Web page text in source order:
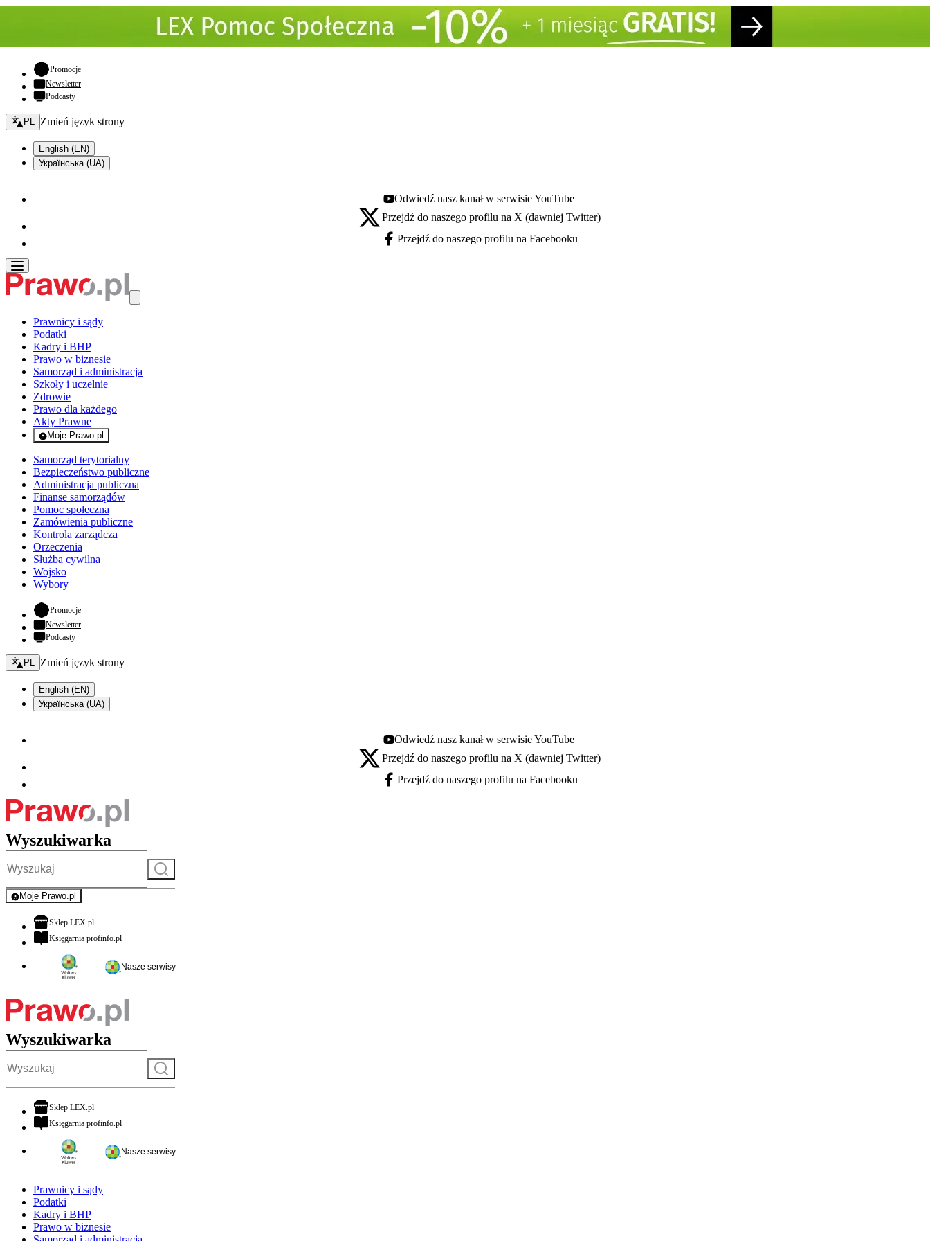
Promocje- otwiera się w nowej karcie
Newsletter
Podcasty
Zmień język - bieżący:
PL Zmień język strony
English (EN)
Українська (UA)
Youtube - otwiera się w nowej karcie
Odwiedź nasz kanał w serwisie YouTube
X - otwiera się w nowej karcie
Przejdź do naszego profilu na X (dawniej Twitter)
Facebook - otwiera się w nowej karcie
Przejdź do naszego profilu na Facebooku
Prawnicy i sądy
Podatki
Kadry i BHP
Prawo w biznesie
Samorząd i administracja
Szkoły i uczelnie
Zdrowie
Prawo dla każdego
Akty Prawne
Moje Prawo.pl
- rejestracja i logowanie do serwisu
Samorząd terytorialny
Bezpieczeństwo publiczne
Administracja publiczna
Finanse samorządów
Pomoc społeczna
Zamówienia publiczne
Kontrola zarządcza
Orzeczenia
Służba cywilna
Wojsko
Wybory
Promocje- otwiera się w nowej karcie
Newsletter
Podcasty
Zmień język - bieżący:
PL Zmień język strony
English (EN)
Українська (UA)
Youtube - otwiera się w nowej karcie
Odwiedź nasz kanał w serwisie YouTube
X - otwiera się w nowej karcie
Przejdź do naszego profilu na X (dawniej Twitter)
Facebook - otwiera się w nowej karcie
Przejdź do naszego profilu na Facebooku
Wyszukiwarka
Szukaj
Moje Prawo.pl
- rejestracja i logowanie do serwisu
Sklep LEX.plotwiera się w nowej karcie
Księgarnia profinfo.plotwiera się w nowej karcie
Nasze serwisy
Wyszukiwarka
Szukaj
Sklep LEX.plotwiera się w nowej karcie
Księgarnia profinfo.plotwiera się w nowej karcie
Nasze serwisy
Prawnicy i sądy
Podatki
Kadry i BHP
Prawo w biznesie